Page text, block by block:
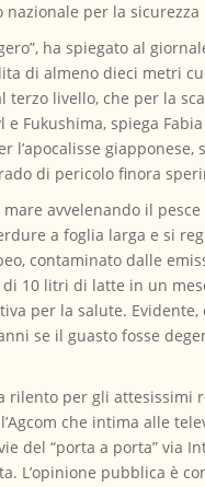
nazionale per la
ha spiegato al
di almeno dieci metri
terzo livello, che per la
e Fukushima, spiega
l’apocalisse
di pericolo finora
avvelenando il
a foglia larga e si
contaminato dalle
di 10 litri di latte in un
per la salute.
se il guasto fosse
rilento per gli attesissimi
che intima alle
del “porta a porta” via
L’opinione pubblica è